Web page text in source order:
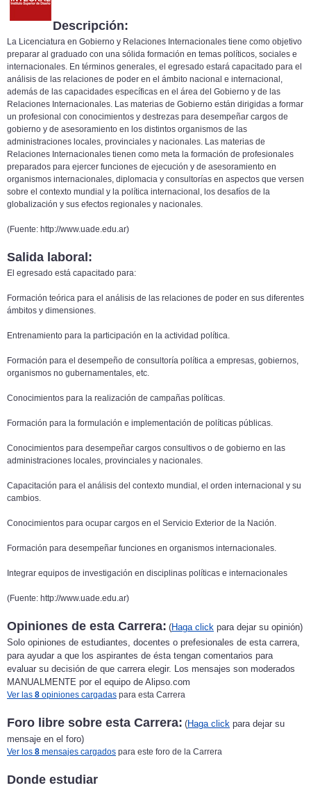
Descripción:
La Licenciatura en Gobierno y Relaciones Internacionales tiene como objetivo
preparar al graduado con una sólida formación en temas políticos, sociales e
internacionales. En términos generales, el egresado estará capacitado para el
análisis de las relaciones de poder en el ámbito nacional e internacional,
además de las capacidades específicas en el área del Gobierno y de las
Relaciones Internacionales. Las materias de Gobierno están dirigidas a formar
un profesional con conocimientos y destrezas para desempeñar cargos de
gobierno y de asesoramiento en los distintos organismos de las
administraciones locales, provinciales y nacionales. Las materias de
Relaciones Internacionales tienen como meta la formación de profesionales
preparados para ejercer funciones de ejecución y de asesoramiento en
organismos internacionales, diplomacia y consultorías en aspectos que versen
sobre el contexto mundial y la política internacional, los desafíos de la
globalización y sus efectos regionales y nacionales.
(Fuente: http://www.uade.edu.ar)
Salida laboral:
El egresado está capacitado para:
Formación teórica para el análisis de las relaciones de poder en sus diferentes
ámbitos y dimensiones.
Entrenamiento para la participación en la actividad política.
Formación para el desempeño de consultoría política a empresas, gobiernos,
organismos no gubernamentales, etc.
Conocimientos para la realización de campañas políticas.
Formación para la formulación e implementación de políticas públicas.
Conocimientos para desempeñar cargos consultivos o de gobierno en las
administraciones locales, provinciales y nacionales.
Capacitación para el análisis del contexto mundial, el orden internacional y su
cambios.
Conocimientos para ocupar cargos en el Servicio Exterior de la Nación.
Formación para desempeñar funciones en organismos internacionales.
Integrar equipos de investigación en disciplinas políticas e internacionales
(Fuente: http://www.uade.edu.ar)
Opiniones de esta Carrera: (Haga click para dejar su opinión)
Solo opiniones de estudiantes, docentes o prefesionales de esta carrera,
para ayudar a que los aspirantes de ésta tengan comentarios para
evaluar su decisión de que carrera elegir. Los mensajes son moderados
MANUALMENTE por el equipo de Alipso.com
Ver las 8 opiniones cargadas para esta Carrera
Foro libre sobre esta Carrera: (Haga click para dejar su
mensaje en el foro)
Ver los 8 mensajes cargados para este foro de la Carrera
Donde estudiar